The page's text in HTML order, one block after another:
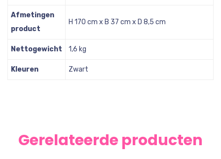
Afmetingen
product
H 170 cm x B 37 cm x D 8,5 cm
Nettogewicht 1,6 kg
Kleuren Zwart
Gerelateerde producten